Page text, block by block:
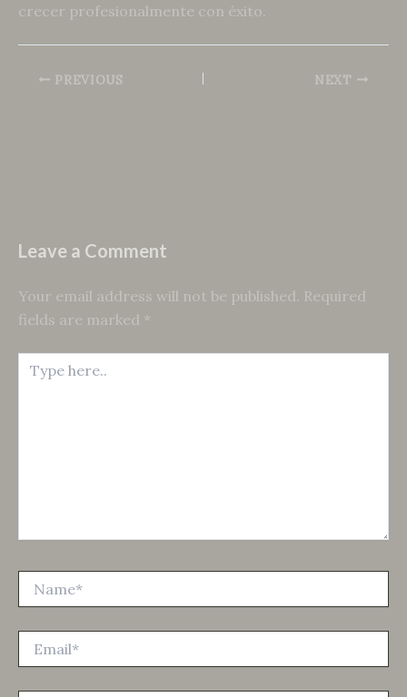
crecer profesionalmente con éxito.
PREVIOUS NEXT
Leave a Comment
Your email address will not be published. Required
fields are marked *
here..